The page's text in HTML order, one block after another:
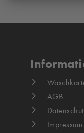
AGB
Impressum